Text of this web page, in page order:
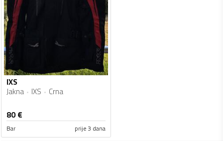
IXS
Jakna IXS Crna
80€
Bar prije 3 dana